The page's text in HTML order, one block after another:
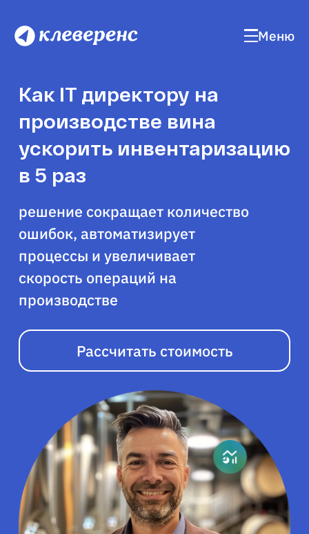
Меню
Как IT директору на
производстве вина
ускорить инвентаризацию
в 5 раз
решение сокращает количество
ошибок, автоматизирует
процессы и увеличивает
скорость операций на
производстве
Рассчитать стоимость